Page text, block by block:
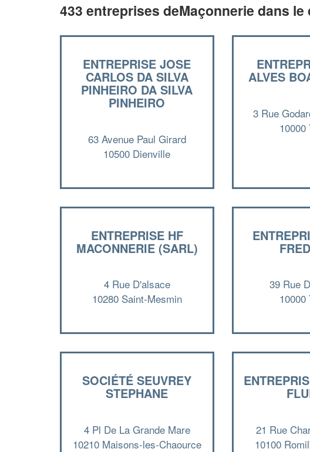
433 entreprises deMaçonnerie dans le
ENTREPRISE JOSE
CARLOS DA SILVA
PINHEIRO DA SILVA
PINHEIRO
63 Avenue Paul Girard
10500 Dienville
ALVES
3 Rue
10000
ENTREPRISE HF
MACONNERIE (SARL)
4 Rue D'alsace
10280 Saint-Mesmin
39 Rue
10000
SOCIÉTÉ SEUVREY
STEPHANE
4 Pl De La Grande Mare
10210 Maisons-les-Chaource
21 Rue
10100